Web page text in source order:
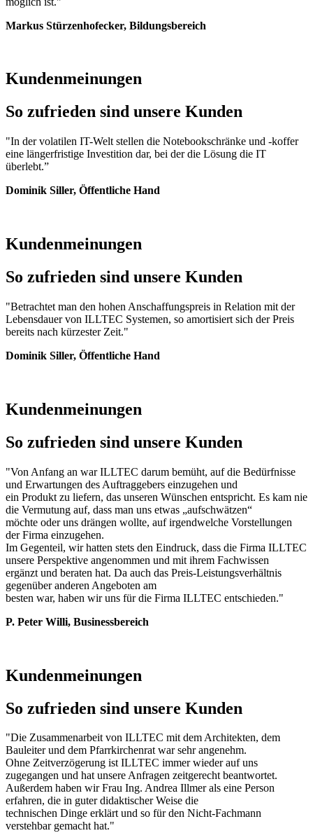
Markus Stürzenhofecker, Bildungsbereich
Kundenmeinungen
So zufrieden sind unsere Kunden
"In der volatilen IT-Welt stellen die Notebookschränke und -koffer
eine längerfristige Investition dar, bei der die Lösung die IT
überlebt.”
Dominik Siller, Öffentliche Hand
Kundenmeinungen
So zufrieden sind unsere Kunden
"Betrachtet man den hohen Anschaffungspreis in Relation mit der
Lebensdauer von ILLTEC Systemen, so amortisiert sich der Preis
bereits nach kürzester Zeit."
Dominik Siller, Öffentliche Hand
Kundenmeinungen
So zufrieden sind unsere Kunden
"Von Anfang an war ILLTEC darum bemüht, auf die Bedürfnisse
und Erwartungen des Auftraggebers einzugehen und
ein Produkt zu liefern, das unseren Wünschen entspricht. Es kam nie
die Vermutung auf, dass man uns etwas „aufschwätzen“
möchte oder uns drängen wollte, auf irgendwelche Vorstellungen
der Firma einzugehen.
Im Gegenteil, wir hatten stets den Eindruck, dass die Firma ILLTEC
unsere Perspektive angenommen und mit ihrem Fachwissen
ergänzt und beraten hat. Da auch das Preis-Leistungsverhältnis
gegenüber anderen Angeboten am
besten war, haben wir uns für die Firma ILLTEC entschieden."
P. Peter Willi, Businessbereich
Kundenmeinungen
So zufrieden sind unsere Kunden
"Die Zusammenarbeit von ILLTEC mit dem Architekten, dem
Bauleiter und dem Pfarrkirchenrat war sehr angenehm.
Ohne Zeitverzögerung ist ILLTEC immer wieder auf uns
zugegangen und hat unsere Anfragen zeitgerecht beantwortet.
Außerdem haben wir Frau Ing. Andrea Illmer als eine Person
erfahren, die in guter didaktischer Weise die
technischen Dinge erklärt und so für den Nicht-Fachmann
verstehbar gemacht hat."